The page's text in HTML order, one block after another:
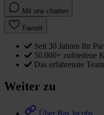
Mit uns chatten
Favorit
Seit 30 Jahren Ihr
50.000+ zufriedene
Das erfahrenste
Weiter zu
Über Bas Jacobs